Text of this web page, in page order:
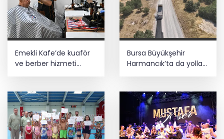
Emekli Kafe’de kuaför
ve berber hizmeti
Bursa Büyükşehir
Harmancık’ta da yolları